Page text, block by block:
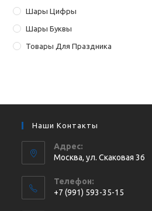
Шары Цифры
Шары Буквы
Товары Для Праздника
Наши Контакты
Адрес:
Москва, ул. Cкаковая 36
Телефон:
+7 (991) 593-35-15